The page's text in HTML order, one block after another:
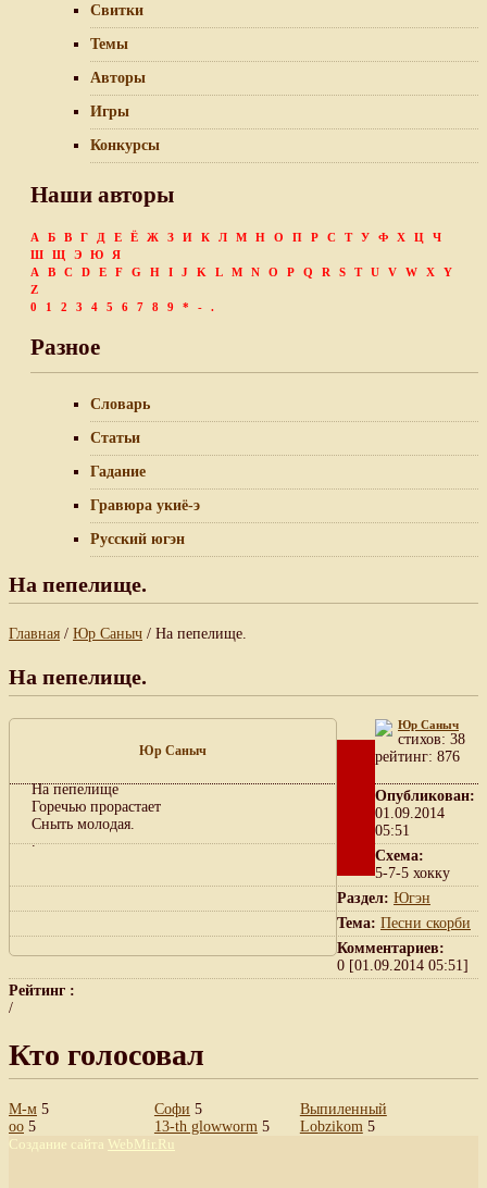
Свитки
Темы
Авторы
Игры
Конкурсы
Наши авторы
А Б В Г Д Е Ё Ж З И К Л М Н О П Р С Т У Ф Х Ц
Ч
Ш
Щ Э Ю
Я
A
B C D E F G H I J K L M N O P Q R S T U V W X
Y
Z
0
1 2 3 4 5 6 7 8 9 * - .
Разное
Словарь
Статьи
Гадание
Гравюра укиё-э
Русский югэн
На пепелище.
Главная / Юр Саныч / На пепелище.
На пепелище.
Юр Саныч
На пепелище
Горечью прорастает
Сныть молодая.
.
Юр Саныч
cтихов: 38
рейтинг: 876
Опубликован:
01.09.2014
05:51
Схема:
5-7-5 хокку
Раздел: Югэн
Тема: Песни скорби
Комментариев:
0 [01.09.2014 05:51]
Рейтинг :
/
Кто голосовал
М-м 5
oo 5
Софи 5
13-th glowworm 5
Выпиленный
Lobzikom 5
Создание сайта WebMir.Ru